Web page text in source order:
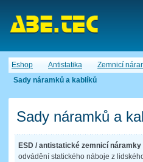
Eshop Antistatika Zemnicí
Sady náramků a kablíků
Sady náramků a
ESD / antistatické zemnicí náramky
odvádění statického náboje z
Nákupní
Počet
Cena celkem:
Uživatel:
Heslo:
Zapomenuté